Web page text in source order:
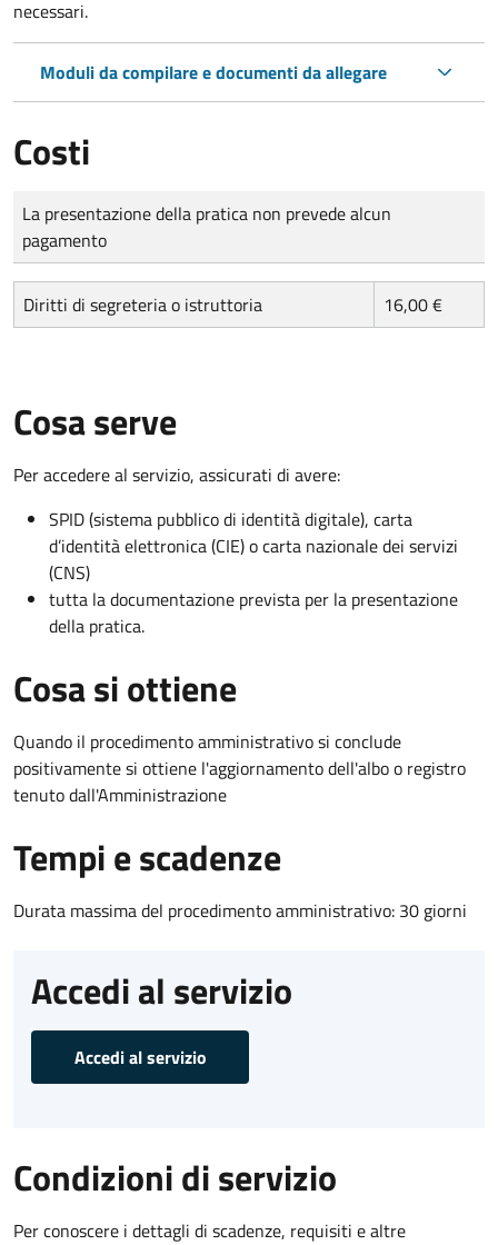
necessari.
Moduli da compilare e documenti da allegare
Costi
Tipo di pagamento
Importo
La presentazione della pratica non prevede alcun
pagamento
Diritti di segreteria o istruttoria 16,00 €
Cosa serve
Per accedere al servizio, assicurati di avere:
SPID (sistema pubblico di identità digitale), carta
d’identità elettronica (CIE) o carta nazionale dei servizi
(CNS)
tutta la documentazione prevista per la presentazione
della pratica.
Cosa si ottiene
Quando il procedimento amministrativo si conclude
positivamente si ottiene l'aggiornamento dell'albo o registro
tenuto dall'Amministrazione
Tempi e scadenze
Durata massima del procedimento amministrativo: 30 giorni
Accedi al servizio
Accedi al servizio
Condizioni di servizio
Per conoscere i dettagli di scadenze, requisiti e altre